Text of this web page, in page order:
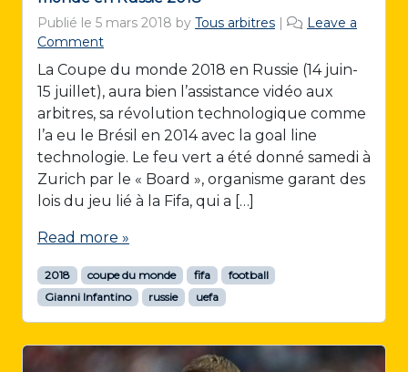
Publié le 5 mars 2018 by Tous arbitres |
Leave a
Comment
La Coupe du monde 2018 en Russie (14 juin-
15 juillet), aura bien l’assistance vidéo aux
arbitres, sa révolution technologique comme
l’a eu le Brésil en 2014 avec la goal line
technologie. Le feu vert a été donné samedi à
Zurich par le « Board », organisme garant des
lois du jeu lié à la Fifa, qui a […]
Read more »
2018 coupe du monde fifa
football
Gianni Infantino
russie uefa